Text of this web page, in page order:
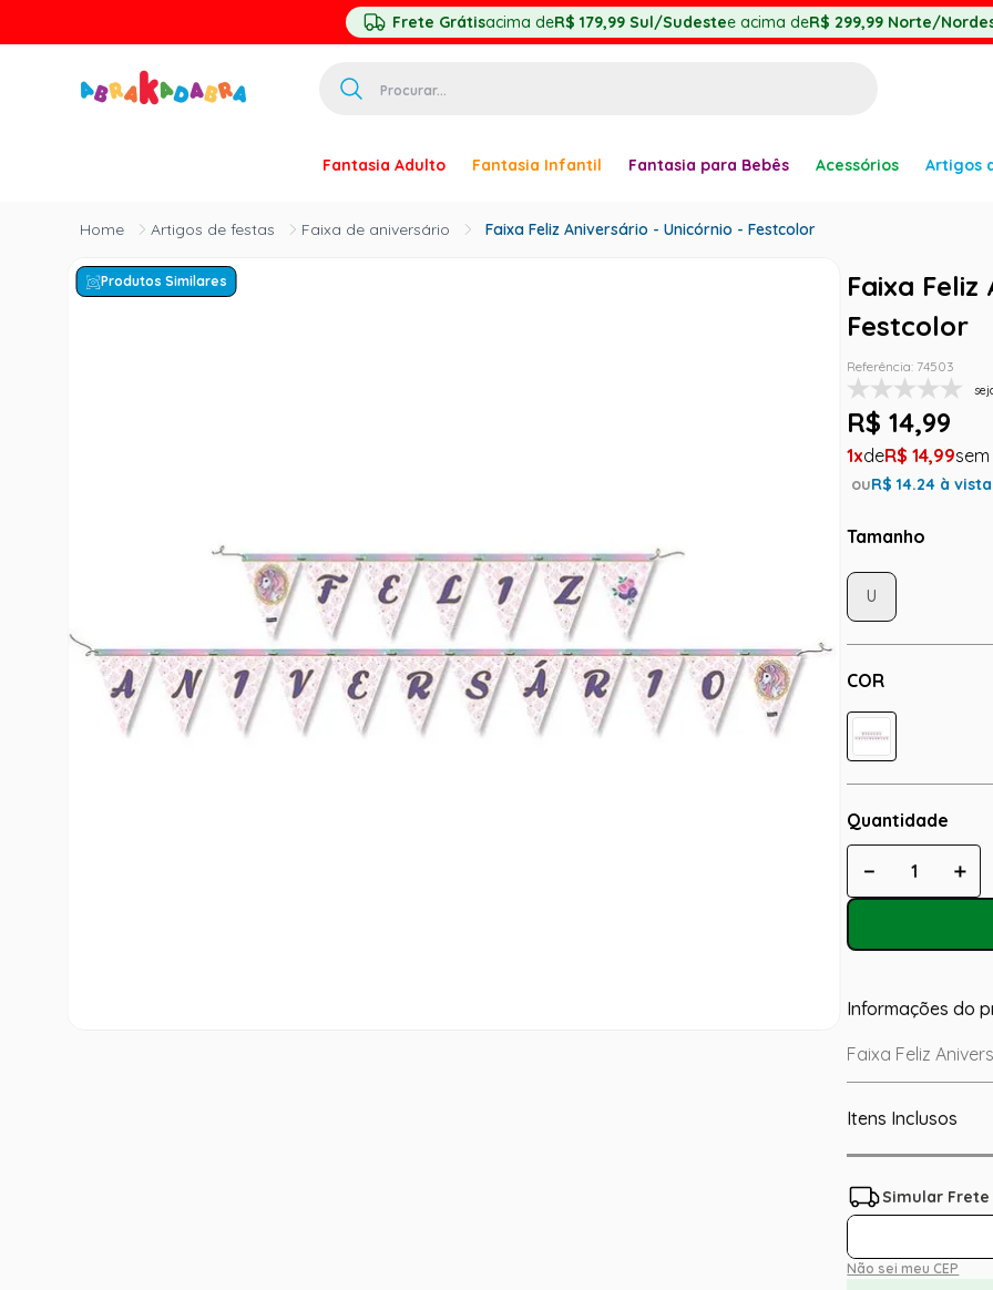
Frete Grátisacima deR$ 179,99 Sul/Sudestee acima deR$ 299,99 Norte/
Fantasia Adulto Fantasia Infantil Fantasia para Bebês Acessórios Artigos
Artigos de festas Faixa de aniversário Faixa Feliz Aniversário - Unicórnio - Festcolor
Produtos Similares
Faixa
Festcolor
Referência: 74503
R$ 14,99
1 R$ 14,99
ouR$14.24 à vista
Tamanho
COR
U
Quantidade
＋
－
Informações do
Faixa Feliz
Itens Inclusos
Não sei meu CEP
princesa